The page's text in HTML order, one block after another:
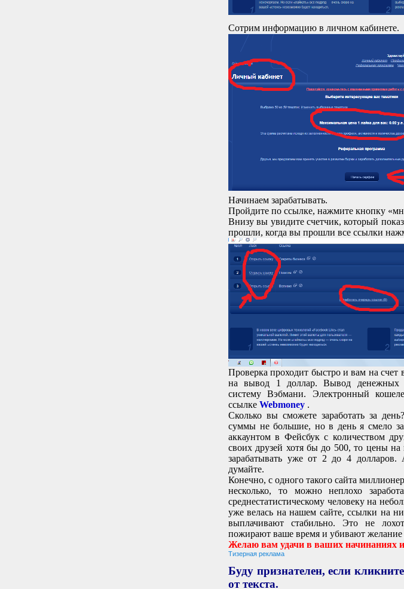
Сотрим информацию в личном кабинете.
Начинаем зарабатывать.
Пройдите по ссылке, нажмите кнопку
Внизу вы увидите счетчик, который
прошли, когда вы прошли все ссылки
Проверка проходит быстро и вам на
на вывод 1 доллар. Вывод денежных
систему Вэбмани. Электронный
ссылке Webmoney .
Сколько вы сможете заработать за
суммы не большие, но в день я смело
аккаунтом в Фейсбук с количеством
своих друзей хотя бы до 500, то цены
зарабатывать уже от 2 до 4
думайте.
Конечно, с одного такого сайта
несколько, то можно неплохо
среднестатистическому человеку на
уже велась на нашем сайте, ссылки на
выплачивают стабильно. Это не
пожирают ваше время и убивают желание
Желаю вам удачи в ваших начинаниях
Тизерная реклама
Буду признателен, если
от текста.